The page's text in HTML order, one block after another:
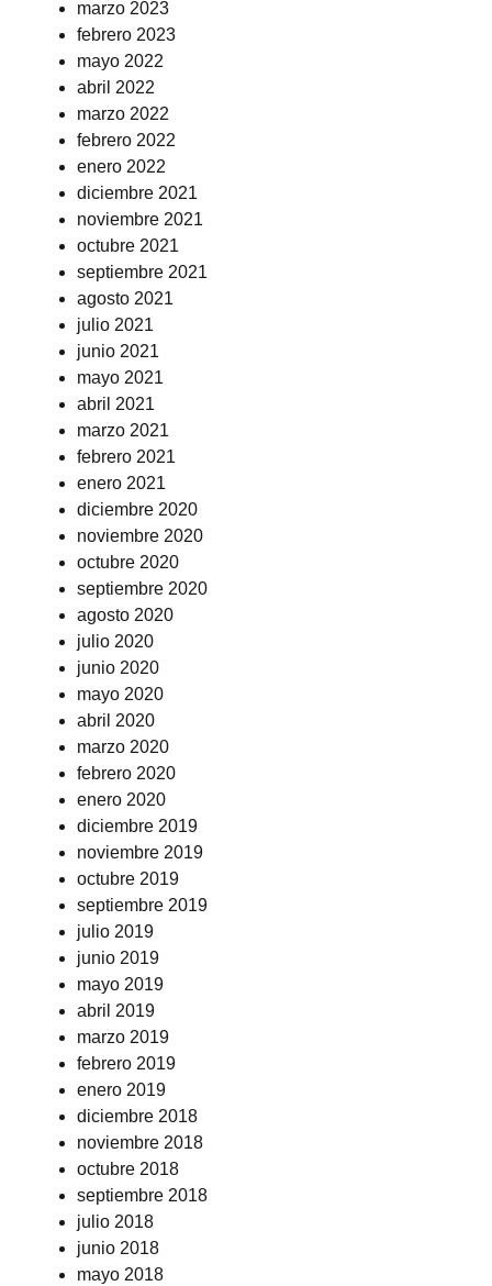
marzo 2023
febrero 2023
mayo 2022
abril 2022
marzo 2022
febrero 2022
enero 2022
diciembre 2021
noviembre 2021
octubre 2021
septiembre 2021
agosto 2021
julio 2021
junio 2021
mayo 2021
abril 2021
marzo 2021
febrero 2021
enero 2021
diciembre 2020
noviembre 2020
octubre 2020
septiembre 2020
agosto 2020
julio 2020
junio 2020
mayo 2020
abril 2020
marzo 2020
febrero 2020
enero 2020
diciembre 2019
noviembre 2019
octubre 2019
septiembre 2019
julio 2019
junio 2019
mayo 2019
abril 2019
marzo 2019
febrero 2019
enero 2019
diciembre 2018
noviembre 2018
octubre 2018
septiembre 2018
julio 2018
junio 2018
mayo 2018